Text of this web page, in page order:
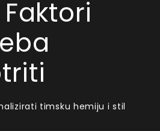
timsku hemiju i stil